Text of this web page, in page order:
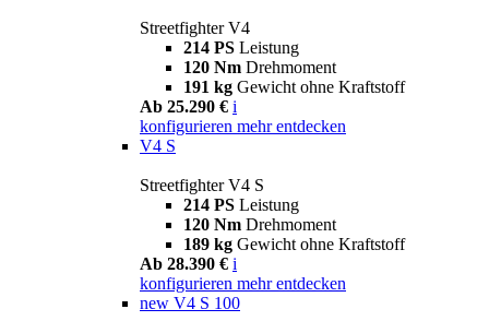
Streetfighter V4
214 PS Leistung
120 Nm Drehmoment
191 kg Gewicht ohne Kraftstoff
Ab 25.290 € i
konfigurieren mehr entdecken
V4 S
Streetfighter V4 S
214 PS Leistung
120 Nm Drehmoment
189 kg Gewicht ohne Kraftstoff
Ab 28.390 € i
konfigurieren mehr entdecken
new V4 S 100